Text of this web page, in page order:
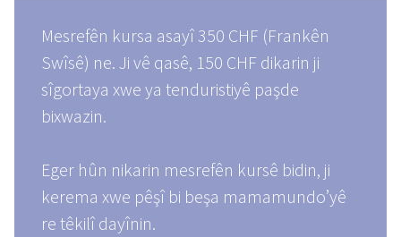
Mesrefên kursa asayî 350 CHF (Frankên
Swîsê) ne. Ji vê qasê, 150 CHF dikarin ji
sîgortaya xwe ya tenduristiyê paşde
bixwazin.
Eger hûn nikarin mesrefên kursê bidin, ji
kerema xwe pêşî bi beşa mamamundo’yê
re têkilî dayînin.